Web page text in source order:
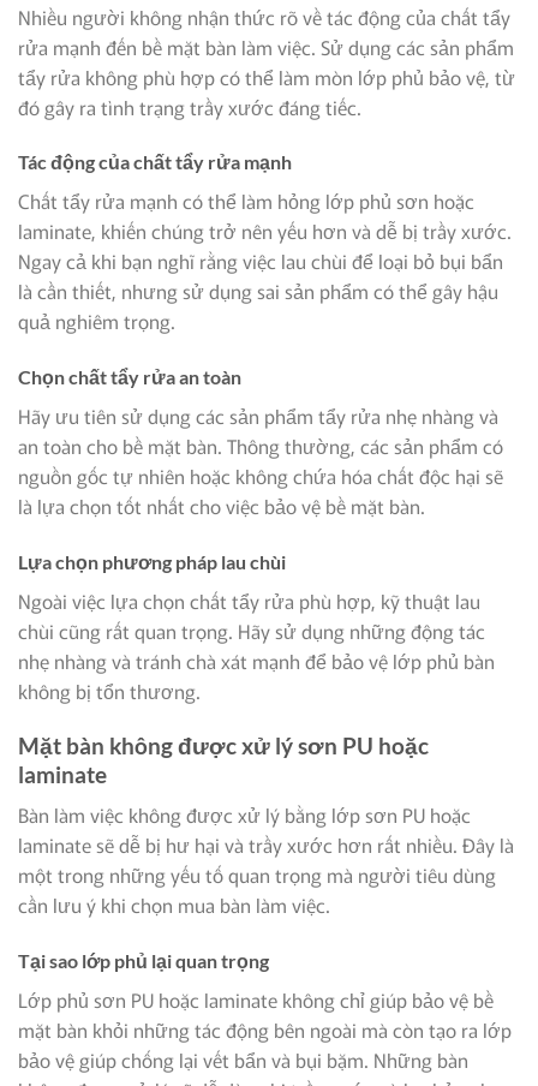
Nhiều người không nhận thức rõ về tác động của chất tẩy
rửa mạnh đến bề mặt bàn làm việc. Sử dụng các sản phẩm
tẩy rửa không phù hợp có thể làm mòn lớp phủ bảo vệ, từ
đó gây ra tình trạng trầy xước đáng tiếc.
Tác động của chất tẩy rửa mạnh
Chất tẩy rửa mạnh có thể làm hỏng lớp phủ sơn hoặc
laminate, khiến chúng trở nên yếu hơn và dễ bị trầy xước.
Ngay cả khi bạn nghĩ rằng việc lau chùi để loại bỏ bụi bẩn
là cần thiết, nhưng sử dụng sai sản phẩm có thể gây hậu
quả nghiêm trọng.
Chọn chất tẩy rửa an toàn
Hãy ưu tiên sử dụng các sản phẩm tẩy rửa nhẹ nhàng và
an toàn cho bề mặt bàn. Thông thường, các sản phẩm có
nguồn gốc tự nhiên hoặc không chứa hóa chất độc hại sẽ
là lựa chọn tốt nhất cho việc bảo vệ bề mặt bàn.
Lựa chọn phương pháp lau chùi
Ngoài việc lựa chọn chất tẩy rửa phù hợp, kỹ thuật lau
chùi cũng rất quan trọng. Hãy sử dụng những động tác
nhẹ nhàng và tránh chà xát mạnh để bảo vệ lớp phủ bàn
không bị tổn thương.
Mặt bàn không được xử lý sơn PU hoặc
laminate
Bàn làm việc không được xử lý bằng lớp sơn PU hoặc
laminate sẽ dễ bị hư hại và trầy xước hơn rất nhiều. Đây là
một trong những yếu tố quan trọng mà người tiêu dùng
cần lưu ý khi chọn mua bàn làm việc.
Tại sao lớp phủ lại quan trọng
Lớp phủ sơn PU hoặc laminate không chỉ giúp bảo vệ bề
mặt bàn khỏi những tác động bên ngoài mà còn tạo ra lớp
bảo vệ giúp chống lại vết bẩn và bụi bặm. Những bàn